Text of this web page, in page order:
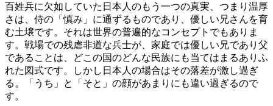
百姓兵に欠如していた日本人のもう一つの真実、つまり温厚
さは、侍の「慎み」に通ずるものであり、優しい兄さんを育
む土壌です。それは世界の普遍的なコンセプトでもありま
す。戦場での残虐非道な兵士が、家庭では優しい兄であり父
であることは、どこの国のどんな民族にも当てはまるありふ
れた図式です。しかし日本人の場合はその落差が激し過ぎ
る。「うち」と「そと」の顔があまりにも違い過ぎるので
す。